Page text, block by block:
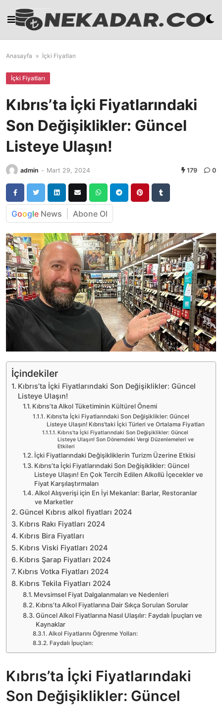
content
Anasayfa » İçki Fiyatları
İçki Fiyatları
Kıbrıs’ta İçki Fiyatlarındaki
Son Değişiklikler: Güncel
Listeye Ulaşın!
admin - Mart 29, 2024 179 0
Google News Abone Ol
İçindekiler
Kıbrıs’ta İçki Fiyatlarındaki Son Değişiklikler: Güncel
Listeye Ulaşın!
Kıbrıs’ta Alkol Tüketiminin Kültürel Önemi
Kıbrıs’ta İçki Fiyatlarındaki Son Değişiklikler: Güncel
Listeye Ulaşın! Kıbrıs’taki İçki Türleri ve Ortalama Fiyatları
Kıbrıs’ta İçki Fiyatlarındaki Son Değişiklikler: Güncel
Listeye Ulaşın! Son Dönemdeki Vergi Düzenlemeleri ve
Etkileri
İçki Fiyatlarındaki Değişikliklerin Turizm Üzerine Etkisi
Kıbrıs’ta İçki Fiyatlarındaki Son Değişiklikler: Güncel
Listeye Ulaşın! En Çok Tercih Edilen Alkollü İçecekler ve
Fiyat Karşılaştırmaları
Alkol Alışverişi için En İyi Mekanlar: Barlar, Restoranlar
ve Marketler
Güncel Kıbrıs alkol fiyatları 2024
Kıbrıs Rakı Fiyatları 2024
Kıbrıs Bira Fiyatları
Kıbrıs Viski Fiyatları 2024
Kıbrıs Şarap Fiyatları 2024
Kıbrıs Votka Fiyatları 2024
Kıbrıs Tekila Fiyatları 2024
Mevsimsel Fiyat Dalgalanmaları ve Nedenleri
Kıbrıs’ta Alkol Fiyatlarına Dair Sıkça Sorulan Sorular
Güncel Alkol Fiyatlarına Nasıl Ulaşılır: Faydalı İpuçları ve
Kaynaklar
Alkol Fiyatlarını Öğrenme Yolları:
Faydalı İpuçları:
Kıbrıs’ta İçki Fiyatlarındaki
Son Değişiklikler: Güncel